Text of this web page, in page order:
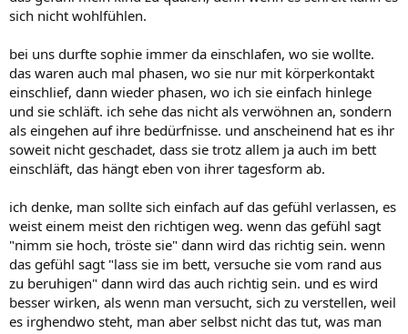
sich nicht wohlfühlen.
bei uns durfte sophie immer da einschlafen, wo sie wollte.
das waren auch mal phasen, wo sie nur mit körperkontakt
einschlief, dann wieder phasen, wo ich sie einfach hinlege
und sie schläft. ich sehe das nicht als verwöhnen an, sondern
als eingehen auf ihre bedürfnisse. und anscheinend hat es ihr
soweit nicht geschadet, dass sie trotz allem ja auch im bett
einschläft, das hängt eben von ihrer tagesform ab.
ich denke, man sollte sich einfach auf das gefühl verlassen, es
weist einem meist den richtigen weg. wenn das gefühl sagt
"nimm sie hoch, tröste sie" dann wird das richtig sein. wenn
das gefühl sagt "lass sie im bett, versuche sie vom rand aus
zu beruhigen" dann wird das auch richtig sein. und es wird
besser wirken, als wenn man versucht, sich zu verstellen, weil
es irghendwo steht, man aber selbst nicht das tut, was man